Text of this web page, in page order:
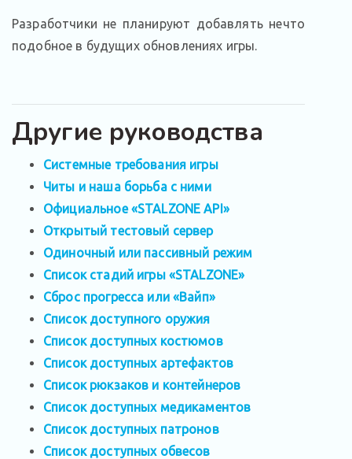
Разработчики не планируют добавлять нечто
подобное в будущих обновлениях игры.
Другие руководства
Системные требования игры
Читы и наша борьба с ними
Официальное «STALZONE API»
Открытый тестовый сервер
Одиночный или пассивный режим
Список стадий игры «STALZONE»
Сброс прогресса или «Вайп»
Список доступного оружия
Список доступных костюмов
Список доступных артефактов
Список рюкзаков и контейнеров
Список доступных медикаментов
Список доступных патронов
Список доступных обвесов